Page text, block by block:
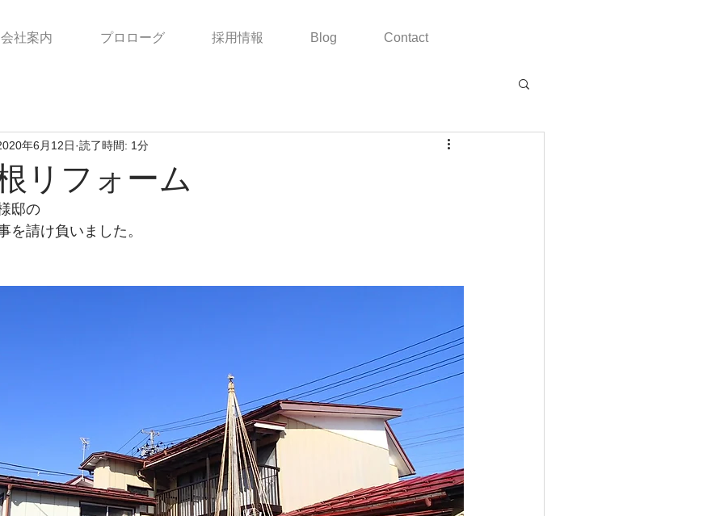
会社案内 プロローグ 採用情報 Blog Contact
リフォーム
年6月12日 読了時間: 1分
邸の
を請け負いました。